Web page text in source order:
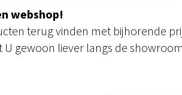
webshop!
terug vinden met bijhorende
gewoon liever langs de